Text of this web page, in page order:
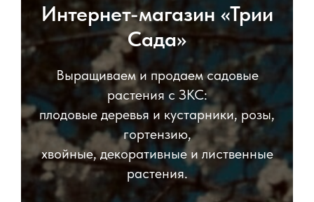
Интернет-магазин «Трии
Сада»
Выращиваем и продаем садовые
растения с ЗКС:
плодовые деревья и кустарники, розы,
гортензию,
хвойные, декоративные и лиственные
растения.